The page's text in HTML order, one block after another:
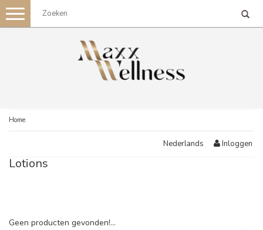
Toggle
navigation
Home
Nederlands Inloggen
Lotions
Geen producten gevonden!...